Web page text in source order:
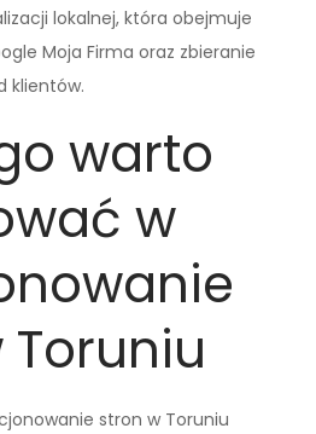
lokalnej, która obejmuje
Moja Firma oraz zbieranie
klientów.
warto
w
stron w Toruniu